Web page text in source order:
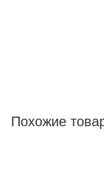
Похожие